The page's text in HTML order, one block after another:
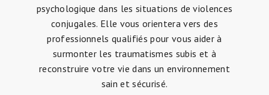
psychologique dans les situations de violences
conjugales. Elle vous orientera vers des
professionnels qualifiés pour vous aider à
surmonter les traumatismes subis et à
reconstruire votre vie dans un environnement
sain et sécurisé.